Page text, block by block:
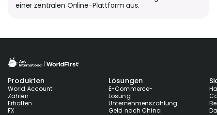
einer zentralen Online-Plattform aus.
Produkten
World Account
Zahlen
Erhalten
FX
Lösungen
E-Commerce-
Lösung
Unternehmenszahlung
Geld nach China